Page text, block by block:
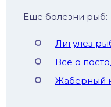
Еще болезни рыб:
Лигулез
Все о
Жаберный